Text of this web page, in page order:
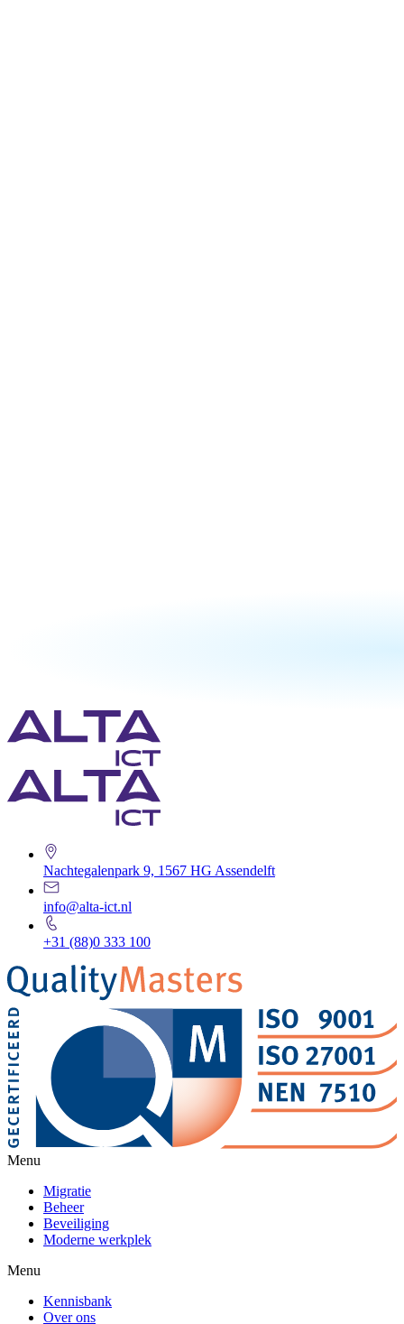
Nachtegalenpark 9, 1567 HG Assendelft
info@alta-ict.nl
+31 (88)0 333 100
Menu
Migratie
Beheer
Beveiliging
Moderne werkplek
Menu
Kennisbank
Over ons